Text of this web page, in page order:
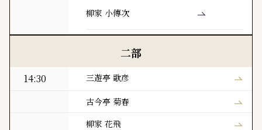
柳家 小傳次
二部
14:30 三遊亭 歌彦
古今亭 菊春
柳家 花飛